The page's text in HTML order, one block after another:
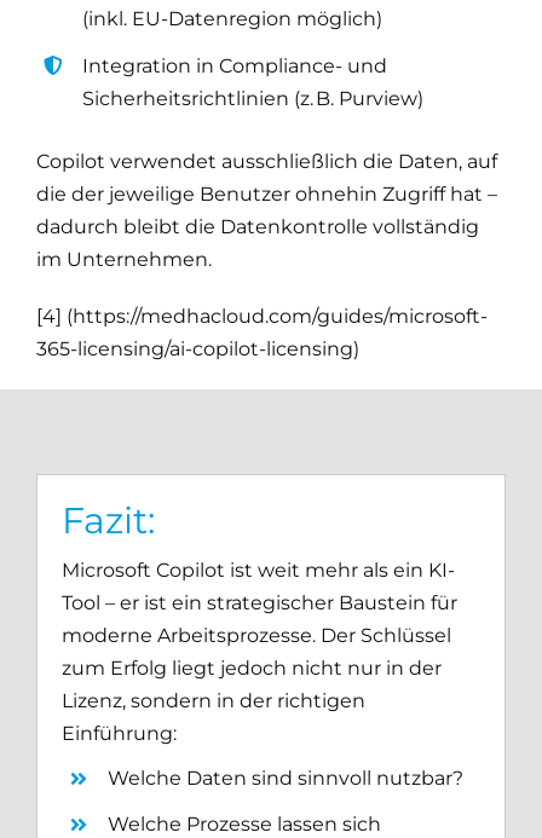
(inkl. EU-Datenregion möglich)
Integration in Compliance- und
Sicherheitsrichtlinien (z. B. Purview)
Copilot verwendet ausschließlich die Daten, auf
die der jeweilige Benutzer ohnehin Zugriff hat –
dadurch bleibt die Datenkontrolle vollständig
im Unternehmen.
[4] (https://medhacloud.com/guides/microsoft-
365-licensing/ai-copilot-licensing)
Fazit:
Microsoft Copilot ist weit mehr als ein KI-
Tool – er ist ein strategischer Baustein für
moderne Arbeitsprozesse. Der Schlüssel
zum Erfolg liegt jedoch nicht nur in der
Lizenz, sondern in der richtigen
Einführung:
Welche Daten sind sinnvoll nutzbar?
Welche Prozesse lassen sich